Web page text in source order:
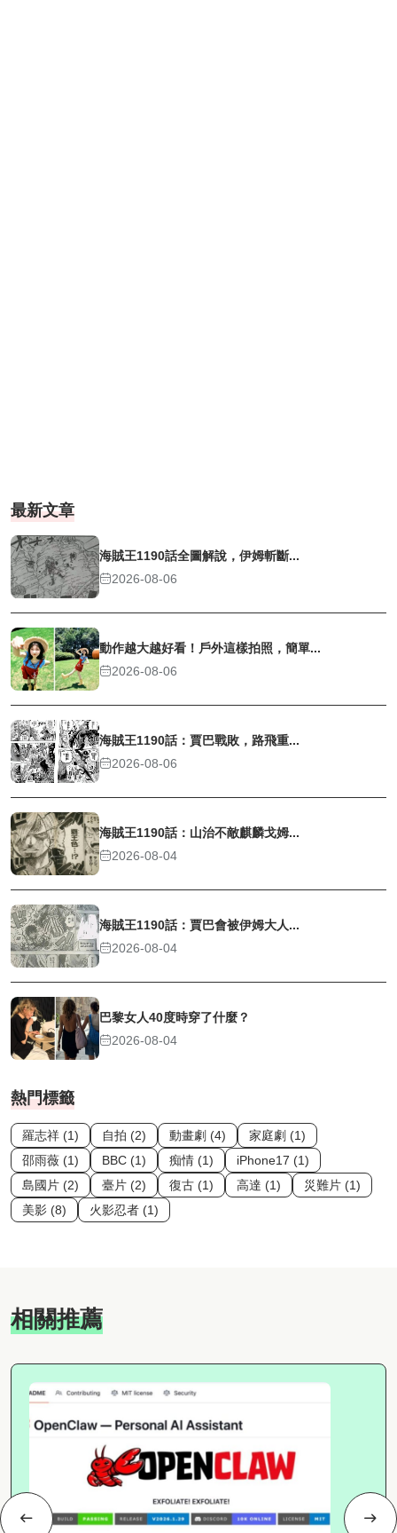
最新文章
海賊王1190話全圖解說，伊姆斬斷...
2026-08-06
動作越大越好看！戶外這樣拍照，簡單...
2026-08-06
海賊王1190話：賈巴戰敗，路飛重...
2026-08-06
海賊王1190話：山治不敵麒麟戈姆...
2026-08-04
海賊王1190話：賈巴會被伊姆大人...
2026-08-04
巴黎女人40度時穿了什麼？
2026-08-04
熱門標籤
羅志祥 (1) 自拍 (2) 動畫劇 (4)
家庭劇 (1)
邵雨薇 (1)
BBC (1) 痴情 (1)
iPhone17 (1)
島國片 (2)
臺片 (2) 復古 (1) 高達 (1)
災難片 (1)
美影 (8)
火影忍者 (1)
相關推薦